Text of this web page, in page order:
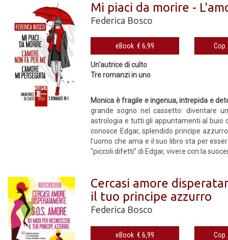
Mi piaci da morire -
Federica Bosco
eBook € 6,99
Un'autrice di culto
Tre romanzi in uno
Monica è fragile e ingenua, intrepida e
grande sogno nel cassetto: diventare
astrologia e tutti gli appuntamenti al buio
conosce Edgar, splendido principe
l’uomo che ama e il suo libro sta per
“pic­coli difetti” di Edgar, vivere con la
Cercasi amore
il tuo principe azzurro
Federica Bosco
eBook € 6,99